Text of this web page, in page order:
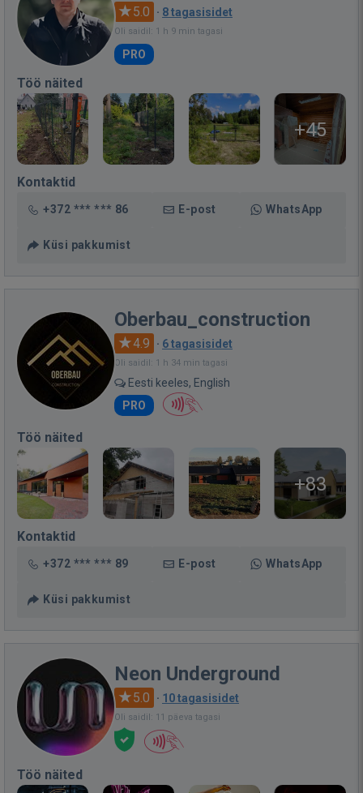
5.0 · 8 tagasisidet
Oli saidil: 1 h 9 min tagasi
PRO
Töö näited
+45
Kontaktid
+372 *** *** 86 E-post WhatsApp
Küsi pakkumist
Oberbau_construction
4.9 · 6 tagasisidet
Oli saidil: 1 h 34 min tagasi
Eesti keeles, English
PRO
Töö näited
+83
Kontaktid
+372 *** *** 89 E-post WhatsApp
Küsi pakkumist
Neon Underground
5.0 · 10 tagasisidet
Oli saidil: 11 päeva tagasi
Töö näited